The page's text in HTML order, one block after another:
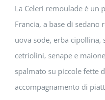
La Celeri remoulade è un
Francia, a base di
uova sode, erba cipollina,
cetriolini, senape e
spalmato su piccole fette
accompagnamento di